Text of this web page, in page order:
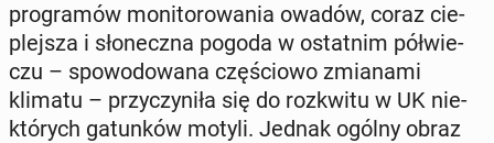
pro­gra­mów mo­ni­to­ro­wa­nia owadów, coraz cie­
plej­sza i sło­necz­na pogoda w ostat­nim pół­wie­
czu – spo­wo­do­wa­na czę­ścio­wo zmia­na­mi
klimatu – przy­czy­ni­ła się do roz­kwi­tu w UK nie­
któ­rych ga­tun­ków motyli. Jednak ogólny obraz